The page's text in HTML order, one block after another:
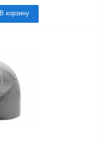
В корзину